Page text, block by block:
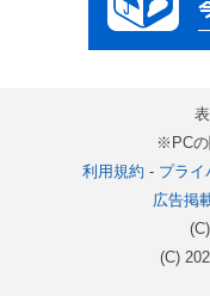
※PCの
利用規約 - プライ
広告掲
(C)